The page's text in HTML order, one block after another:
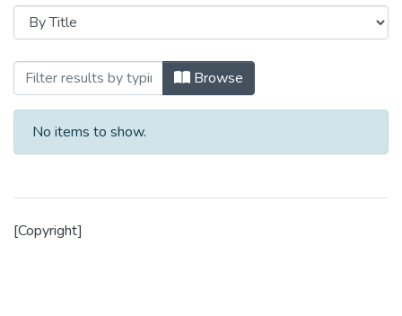
Browsing Historia de la UEES by Title
Browse
No items to show.
[Copyright]